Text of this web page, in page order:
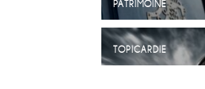
PATRIMOINE
TOPICARDIE